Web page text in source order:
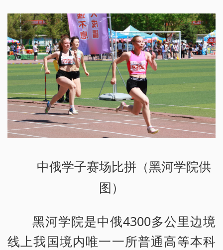
中俄学子赛场比拼（黑河学院供
图）
黑河学院是中俄4300多公里边境
线上我国境内唯一一所普通高等本科